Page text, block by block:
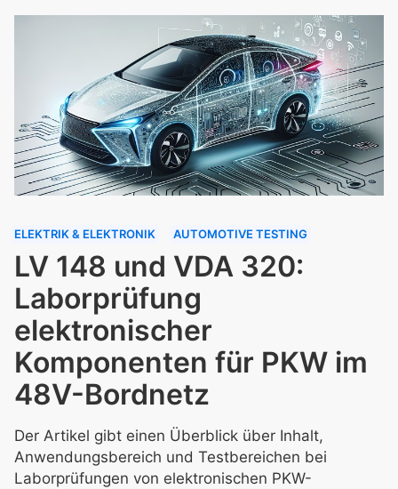
ELEKTRIK & ELEKTRONIK AUTOMOTIVE TESTING
LV 148 und VDA 320:
Laborprüfung
elektronischer
Komponenten für PKW im
48V-Bordnetz
Der Artikel gibt einen Überblick über Inhalt,
Anwendungsbereich und Testbereichen bei
Laborprüfungen von elektronischen PKW-